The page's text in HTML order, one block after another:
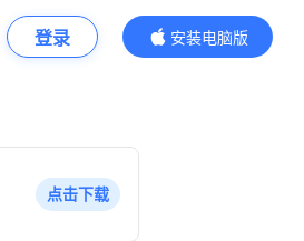
登录
安装电脑版
内容更精彩
点击下载